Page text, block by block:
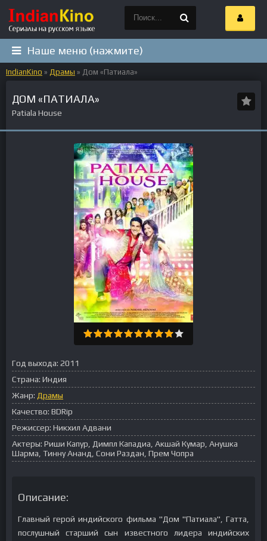
Наше меню (нажмите)
IndianKino » Драмы » Дом «Патиала»
ДОМ «ПАТИАЛА»
Patiala House
Год выхода: 2011
Страна: Индия
Жанр: Драмы
Качество: BDRip
Режиссер: Никхил Адвани
Актеры: Риши Капур, Димпл Кападиа, Акшай Кумар, Анушка
Шарма, Тинну Ананд, Сони Раздан, Прем Чопра
Описание:
Главный герой индийского фильма "Дом "Патиала", Гатта,
послушный старший сын известного лидера индийских